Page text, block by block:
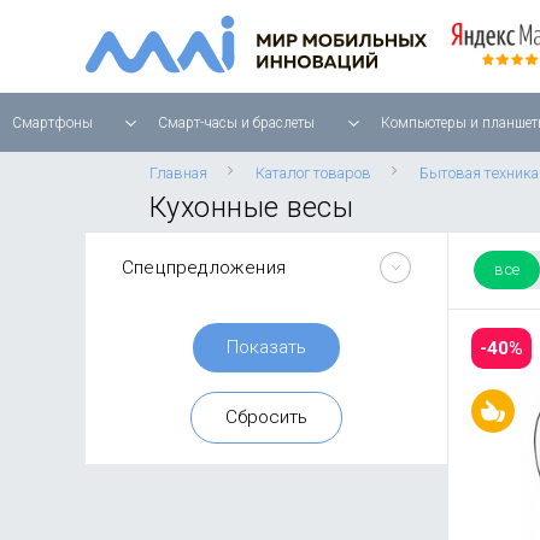
Смартфоны Смарт-часы и браслеты Компьютеры и
Главная Каталог товаров Бытовая техника
Кухонные весы
Спецпредложения все
-40%